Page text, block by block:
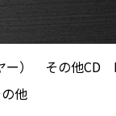
） その他CD
他